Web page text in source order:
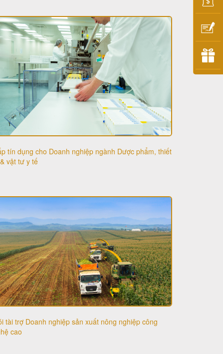
tín dụng cho Doanh nghiệp ngành Dược phẩm, thiết
vật tư y tế
tài trợ Doanh nghiệp sản xuất nông nghiệp công
cao